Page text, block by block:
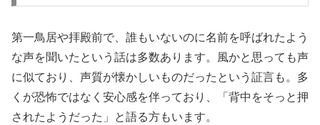
第一鳥居や拝殿前で、誰もいないのに名前を呼ばれたよう
な声を聞いたという話は多数あります。風かと思っても声
に似ており、声質が懐かしいものだったという証言も。多
くが恐怖ではなく安心感を伴っており、「背中をそっと押
されたようだった」と語る方もいます。